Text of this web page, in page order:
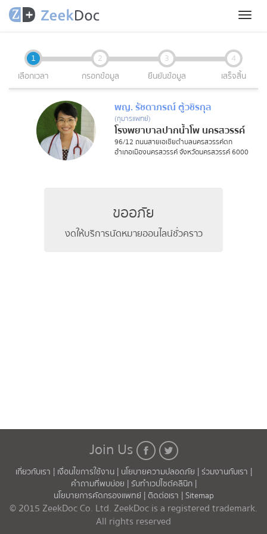
1
เลือกเวลา
2
กรอกข้อมูล
3
ยืนยันข้อมูล
4
เสร็จสิ้น
พญ. รัชดาภรณ์ ตู้วชิรกุล
(กุมารแพทย์)
โรงพยาบาลปากน้ำโพ นครสวรรค์
96/12 ถนนสายเอเชียตำบลนครสวรรค์ตก
อำเภอเมืองนครสวรรค์ จังหวัดนครสวรรค์ 6000
ขออภัย
งดให้บริการนัดหมายออนไลน์ชั่วคราว
Join Us
เกี่ยวกับเรา | เงื่อนไขการใช้งาน | นโยบายความปลอดภัย |ร่วมงานกับเรา |
คำถามที่พบบ่อย |รับทำเวปไซต์คลินิก |
นโยบายการคัดกรองแพทย์ |ติดต่อเรา |Sitemap
© 2015 ZeekDoc Co. Ltd. ZeekDoc is a registered trademark.
All rights reserved